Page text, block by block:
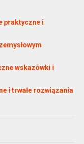
praktyczne i
wskazówki i
i trwałe rozwiązania